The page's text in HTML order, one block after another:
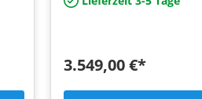
ab Werk
3.549,00 €*